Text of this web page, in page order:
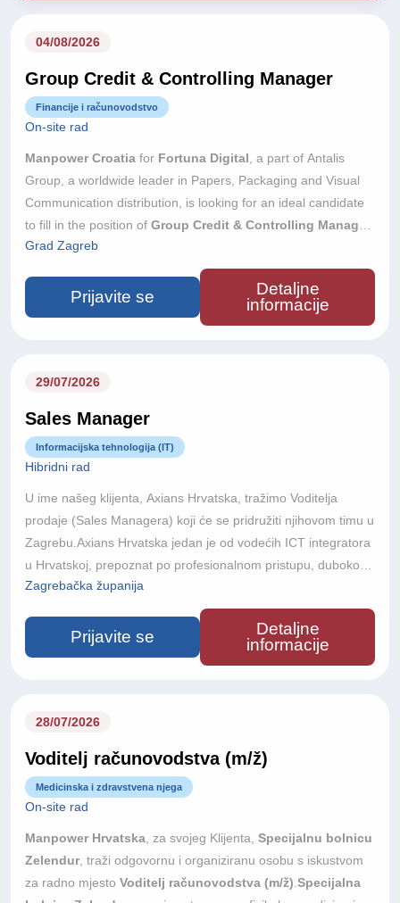
04/08/2026
Group Credit & Controlling Manager
Financije i računovodstvo
On-site rad
Manpower Croatia for Fortuna Digital , a part of Antalis
Group, a worldwide leader in Papers, Packaging and Visual
Communication distribution, is looking for an ideal candidate
to fill in the position of Group Credit & Controlling Manager
(m/f).The role supports a regional group of locally operating
companies across Central and South Eastern Europe, all
wholly owned by a global international group. Working closely
with local Managing Directors, Sales and Finance teams, you
of work:Zagreb
Grad Zagreb
Prijavite se
Detaljne
informacije
29/07/2026
Sales Manager
Informacijska tehnologija (IT)
Hibridni rad
U ime našeg klijenta, Axians Hrvatska, tražimo Voditelja
prodaje (Sales Managera) koji će se pridružiti njihovom timu u
Zagrebu.Axians Hrvatska jedan je od vodećih ICT integratora
u Hrvatskoj, prepoznat po profesionalnom pristupu, dubokom
razumijevanju poslovnih procesa svojih korisnika te stručnosti
u isporuci suvremenih tehnoloških rješenja. Kao dio globalne
Axians mreže, koja okuplja više od 17.000 stručnjaka u 38
zemalja svijeta, tvrtka svojim korisnicima pruža inovativna i
Zagrebačka županija
Prijavite se
Detaljne
informacije
28/07/2026
Voditelj računovodstva (m/ž)
Medicinska i zdravstvena njega
On-site rad
Manpower Hrvatska , za svojeg Klijenta, Specijalnu bolnicu
Zelendur , traži odgovornu i organiziranu osobu s iskustvom
za radno mjesto Voditelj računovodstva (m/ž) Specijalna